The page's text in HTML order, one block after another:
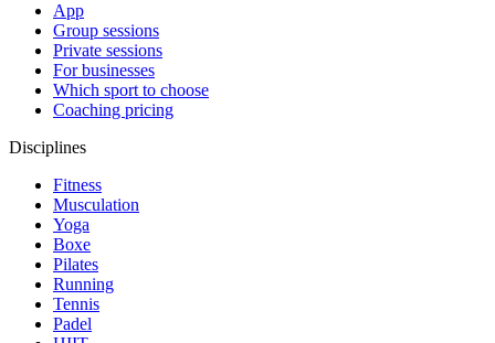
App
Group sessions
Private sessions
For businesses
Which sport to choose
Coaching pricing
Disciplines
Fitness
Musculation
Yoga
Boxe
Pilates
Running
Tennis
Padel